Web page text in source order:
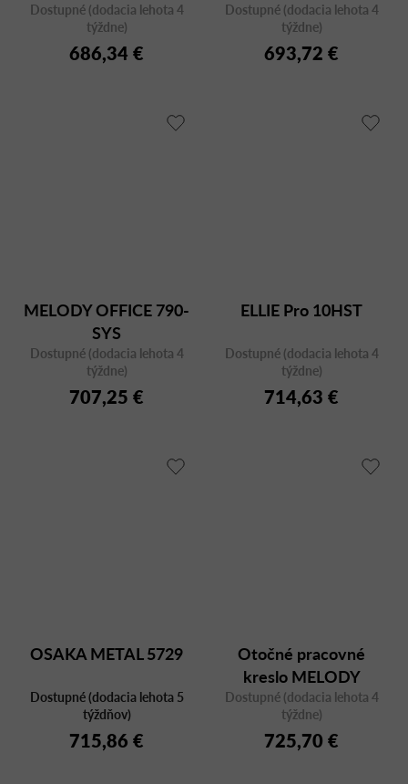
Dostupné (dodacia lehota 4
týždne)
686,34 €
Dostupné (dodacia lehota 4
týždne)
693,72 €
MELODY OFFICE 790-
SYS
Dostupné (dodacia lehota 4
týždne)
707,25 €
ELLIE Pro 10HST
Dostupné (dodacia lehota 4
týždne)
714,63 €
OSAKA METAL 5729
Dostupné (dodacia lehota 5
týždňov)
715,86 €
Otočné pracovné
kreslo MELODY
OFFICE 781-SYS
Dostupné (dodacia lehota 4
týždne)
725,70 €